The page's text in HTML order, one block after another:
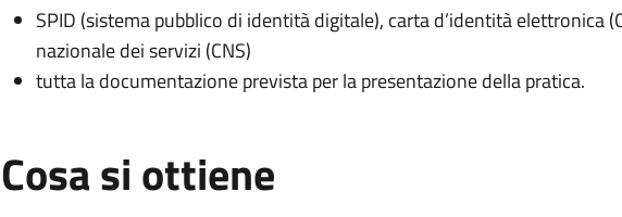
SPID (sistema pubblico di identità digitale), carta d’identità elettronica
nazionale dei servizi (CNS)
tutta la documentazione prevista per la presentazione della pratica.
Cosa si ottiene